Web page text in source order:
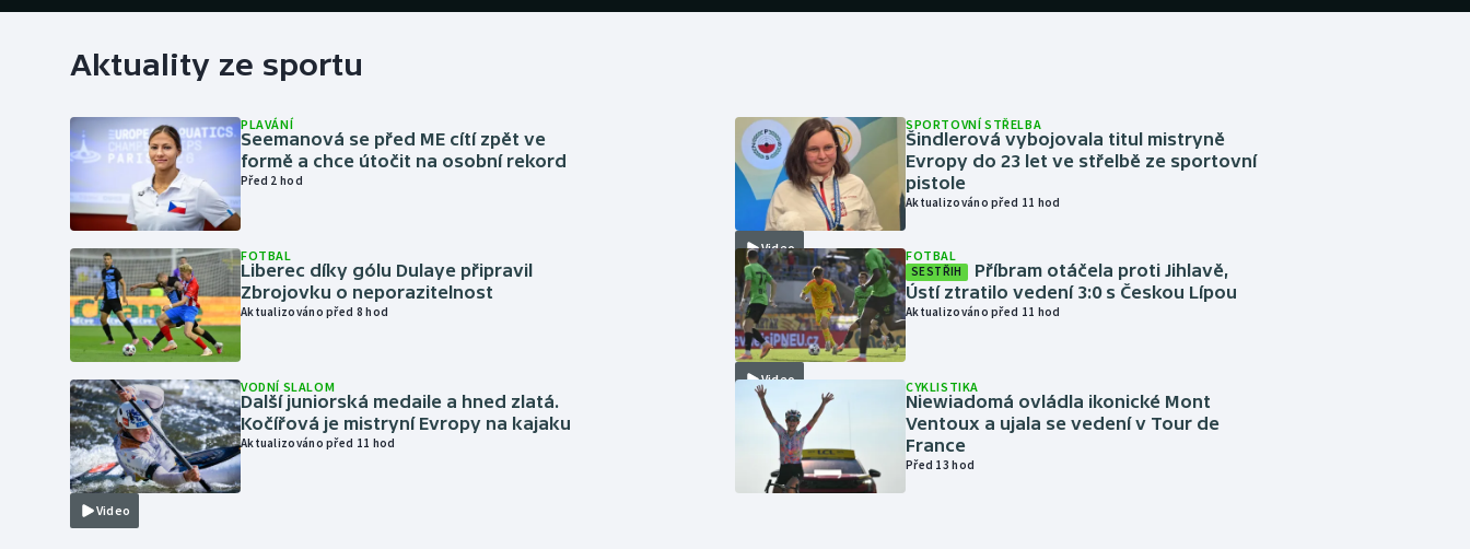
Aktuality ze sportu
PLAVÁNÍ
Seemanová se před ME cítí zpět ve
formě a chce útočit na osobní rekord
Před 2 hod
FOTBAL
Liberec díky gólu Dulaye připravil
Zbrojovku o neporazitelnost
Aktualizováno před 8 hod
Video
VODNÍ SLALOM
Další juniorská medaile a hned zlatá.
Kočířová je mistryní Evropy na kajaku
Aktualizováno před 11 hod
Video
SPORTOVNÍ STŘELBA
Šindlerová vybojovala titul mistryně
Evropy do 23 let ve střelbě ze sportovní
pistole
Aktualizováno před 11 hod
Video
FOTBAL
SESTŘIH
Příbram otáčela proti Jihlavě,
Ústí ztratilo vedení 3:0 s Českou Lípou
Aktualizováno před 11 hod
CYKLISTIKA
Niewiadomá ovládla ikonické Mont
Ventoux a ujala se vedení v Tour de
France
Před 13 hod